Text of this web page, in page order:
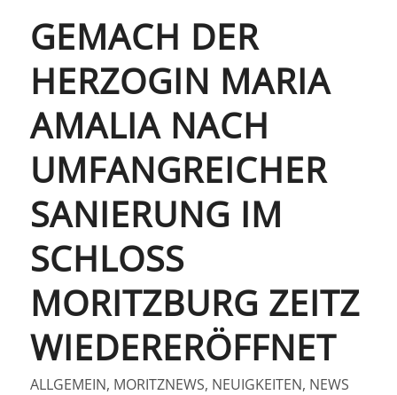
GEMACH DER
HERZOGIN MARIA
AMALIA NACH
UMFANGREICHER
SANIERUNG IM
SCHLOSS
MORITZBURG ZEITZ
WIEDERERÖFFNET
ALLGEMEIN, MORITZNEWS, NEUIGKEITEN, NEWS